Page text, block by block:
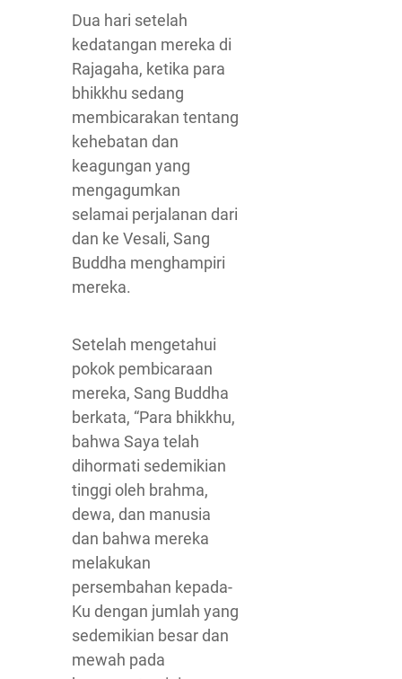
Dua hari setelah
kedatangan mereka di
Rajagaha, ketika para
bhikkhu sedang
membicarakan tentang
kehebatan dan
keagungan yang
mengagumkan
selamai perjalanan dari
dan ke Vesali, Sang
Buddha menghampiri
mereka.
Setelah mengetahui
pokok pembicaraan
mereka, Sang Buddha
berkata, “Para bhikkhu,
bahwa Saya telah
dihormati sedemikian
tinggi oleh brahma,
dewa, dan manusia
dan bahwa mereka
melakukan
persembahan kepada-
Ku dengan jumlah yang
sedemikian besar dan
mewah pada